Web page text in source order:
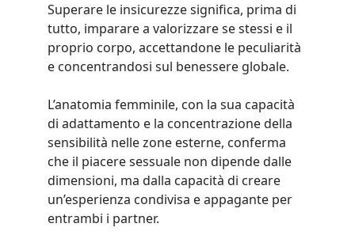
Superare le insicurezze significa, prima di
tutto, imparare a valorizzare se stessi e il
proprio corpo, accettandone le peculiarità
e concentrandosi sul benessere globale.
L’anatomia femminile, con la sua capacità
di adattamento e la concentrazione della
sensibilità nelle zone esterne, conferma
che il piacere sessuale non dipende dalle
dimensioni, ma dalla capacità di creare
un’esperienza condivisa e appagante per
entrambi i partner.